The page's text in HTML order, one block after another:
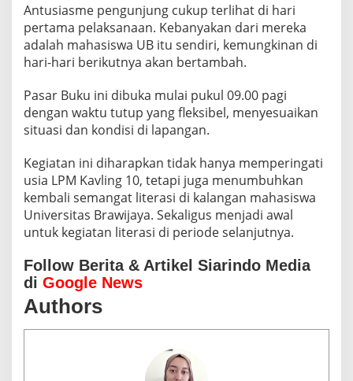
Antusiasme pengunjung cukup terlihat di hari
pertama pelaksanaan. Kebanyakan dari mereka
adalah mahasiswa UB itu sendiri, kemungkinan di
hari-hari berikutnya akan bertambah.
Pasar Buku ini dibuka mulai pukul 09.00 pagi
dengan waktu tutup yang fleksibel, menyesuaikan
situasi dan kondisi di lapangan.
Kegiatan ini diharapkan tidak hanya memperingati
usia LPM Kavling 10, tetapi juga menumbuhkan
kembali semangat literasi di kalangan mahasiswa
Universitas Brawijaya. Sekaligus menjadi awal
untuk kegiatan literasi di periode selanjutnya.
Follow Berita & Artikel Siarindo Media
di Google News
Authors